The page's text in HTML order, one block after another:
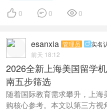
 0  0  0
esanxia 管理员 实名
前天 18:12
2026全新上海美国留学
南五步筛选
随着国际教育需求攀升，上
购核心参考。本文以第三方视